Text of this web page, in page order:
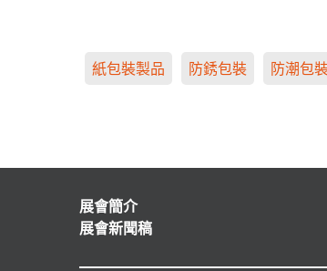
紙包裝製品 防銹包裝 防潮包
展會簡介
展會新聞稿